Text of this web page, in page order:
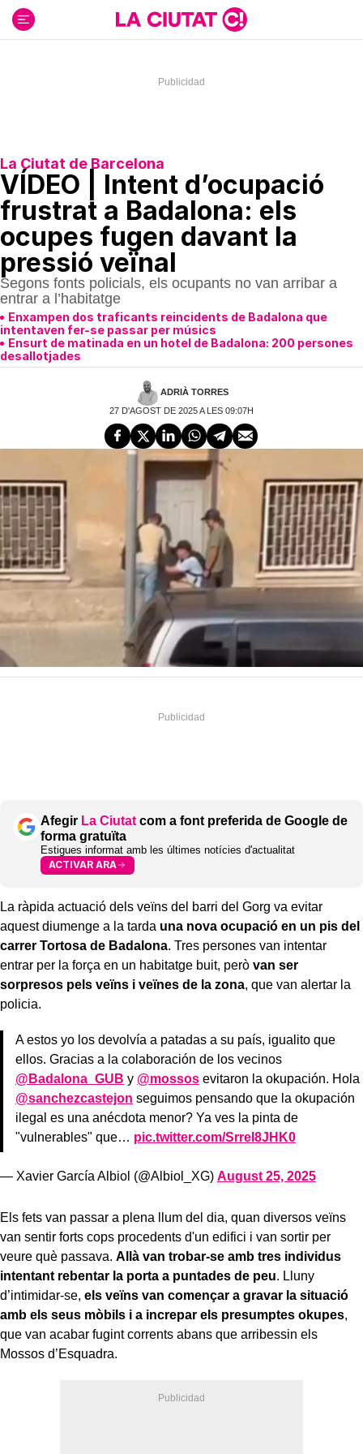
contenido
La Ciutat de Barcelona
VÍDEO | Intent d’ocupació
frustrat a Badalona: els
ocupes fugen davant la
pressió veïnal
Segons fonts policials, els ocupants no van arribar a
entrar a l’habitatge
Enxampen dos traficants reincidents de Badalona que
intentaven fer-se passar per músics
Ensurt de matinada en un hotel de Badalona: 200 persones
desallotjades
ADRIÀ TORRES
27 D'AGOST DE 2025 A LES 09:07H
Afegir La Ciutat com a font preferida de Google de
forma gratuïta
Estigues informat amb les últimes notícies d'actualitat
ACTIVAR ARA
La ràpida actuació dels veïns del barri del Gorg va evitar
aquest diumenge a la tarda una nova ocupació en un pis del
carrer Tortosa de Badalona. Tres persones van intentar
entrar per la força en un habitatge buit, però van ser
sorpresos pels veïns i veïnes de la zona, que van alertar la
policia.
A estos yo los devolvía a patadas a su país, igualito que
ellos. Gracias a la colaboración de los vecinos
@Badalona_GUB y @mossos evitaron la okupación. Hola
@sanchezcastejon seguimos pensando que la okupación
ilegal es una anécdota menor? Ya ves la pinta de
"vulnerables" que… pic.twitter.com/SrreI8JHK0
— Xavier García Albiol (@Albiol_XG) August 25, 2025
Els fets van passar a plena llum del dia, quan diversos veïns
van sentir forts cops procedents d'un edifici i van sortir per
veure què passava. Allà van trobar-se amb tres individus
intentant rebentar la porta a puntades de peu. Lluny
d’intimidar-se, els veïns van començar a gravar la situació
amb els seus mòbils i a increpar els presumptes okupes,
que van acabar fugint corrents abans que arribessin els
Mossos d’Esquadra.